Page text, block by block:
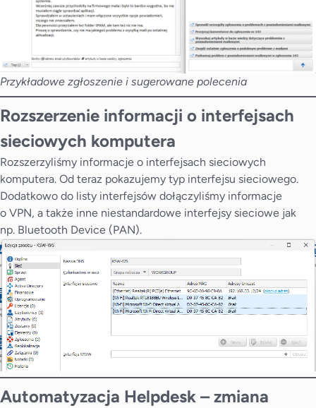
Przykładowe zgłoszenie i sugerowane polecenia
Rozszerzenie informacji o interfejsach
sieciowych komputera
Rozszerzyliśmy informacje o interfejsach sieciowych
komputera. Od teraz pokazujemy typ interfejsu sieciowego.
Dodatkowo do listy interfejsów dołączyliśmy informacje
o VPN, a także inne niestandardowe interfejsy sieciowe jak
np. Bluetooth Device (PAN).
Automatyzacja Helpdesk – zmiana